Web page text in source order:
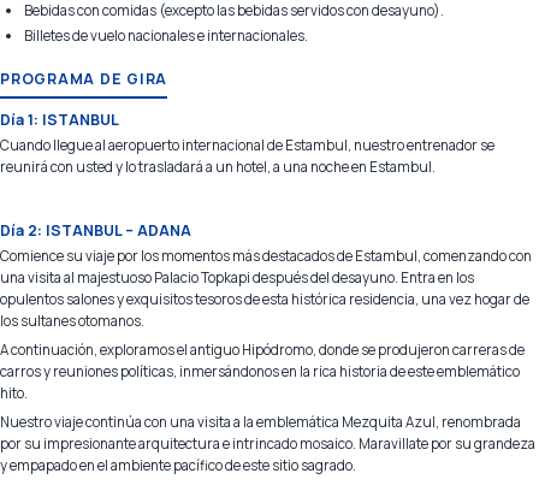
Bebidas con comidas (excepto las bebidas servidos con desayuno).
Billetes de vuelo nacionales e internacionales.
PROGRAMA DE GIRA
Día 1: ISTANBUL
Cuando llegue al aeropuerto internacional de Estambul, nuestro entrenador se
reunirá con usted y lo trasladará a un hotel, a una noche en Estambul.
Día 2: ISTANBUL – ADANA
Comience su viaje por los momentos más destacados de Estambul, comenzando con
una visita al majestuoso Palacio Topkapi después del desayuno. Entra en los
opulentos salones y exquisitos tesoros de esta histórica residencia, una vez hogar de
los sultanes otomanos.
A continuación, exploramos el antiguo Hipódromo, donde se produjeron carreras de
carros y reuniones políticas, inmersándonos en la rica historia de este emblemático
hito.
Nuestro viaje continúa con una visita a la emblemática Mezquita Azul, renombrada
por su impresionante arquitectura e intrincado mosaico. Maravillate por su grandeza
y empapado en el ambiente pacífico de este sitio sagrado.